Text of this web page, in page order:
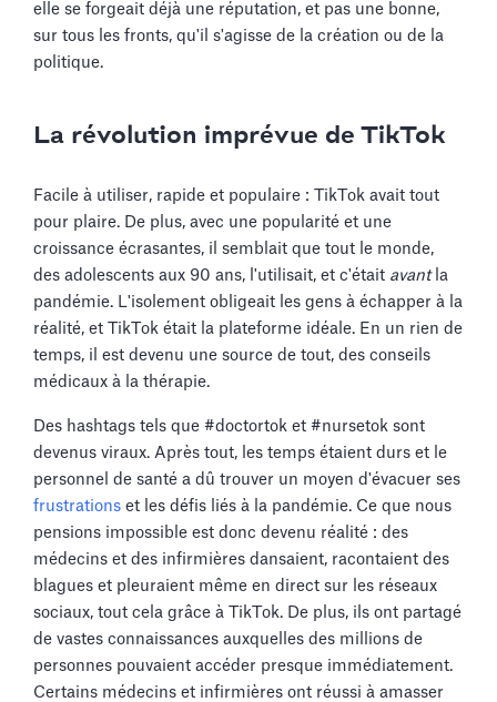
elle se forgeait déjà une réputation, et pas une bonne,
sur tous les fronts, qu'il s'agisse de la création ou de la
politique.
La révolution imprévue de TikTok
Facile à utiliser, rapide et populaire : TikTok avait tout
pour plaire. De plus, avec une popularité et une
croissance écrasantes, il semblait que tout le monde,
des adolescents aux 90 ans, l'utilisait, et c'était avantla
pandémie. L'isolement obligeait les gens à échapper à la
réalité, et TikTok était la plateforme idéale. En un rien de
temps, il est devenu une source de tout, des conseils
médicaux à la thérapie.
Des hashtags tels que #doctortok et #nursetok sont
devenus viraux. Après tout, les temps étaient durs et le
personnel de santé a dû trouver un moyen d'évacuer ses
frustrations et les défis liés à la pandémie. Ce que nous
pensions impossible est donc devenu réalité : des
médecins et des infirmières dansaient, racontaient des
blagues et pleuraient même en direct sur les réseaux
sociaux, tout cela grâce à TikTok. De plus, ils ont partagé
de vastes connaissances auxquelles des millions de
personnes pouvaient accéder presque immédiatement.
Certains médecins et infirmières ont réussi à amasser